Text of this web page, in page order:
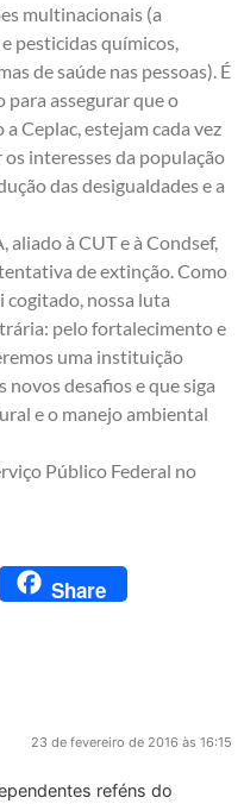
multinacionais (a
pesticidas químicos,
de saúde nas pessoas). É
para assegurar que o
Ceplac, estejam cada vez
interesses da população
das desigualdades e a
aliado à CUT e à Condsef,
de extinção. Como
cogitado, nossa luta
pelo fortalecimento e
uma instituição
desafios e que siga
e o manejo ambiental
Público Federal no
PrintFriendly
Share
23 de fevereiro de 2016 às 16:15
reféns do